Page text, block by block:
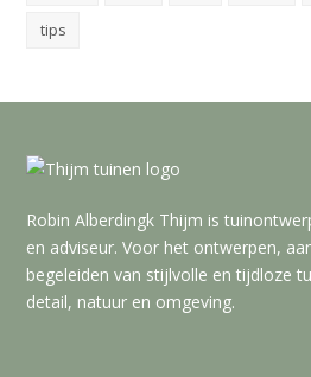
tips
Robin Alberdingk Thijm is
en adviseur. Voor het ontwerpen,
begeleiden van stijlvolle en tijdloze
detail, natuur en omgeving.